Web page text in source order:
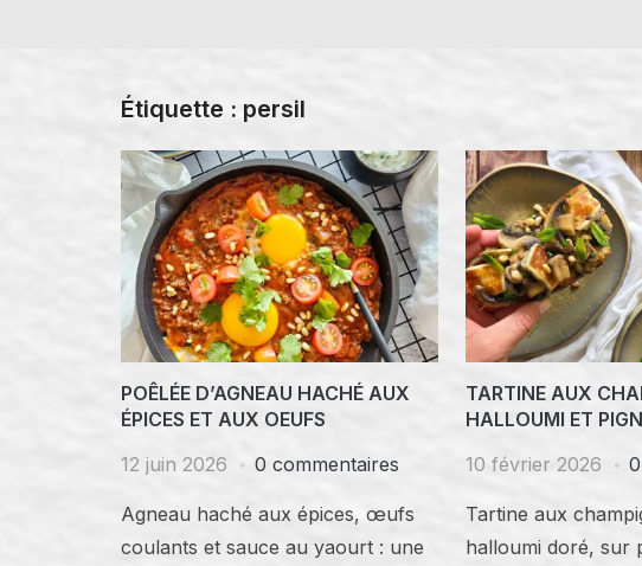
Étiquette : persil
POÊLÉE D’AGNEAU HACHÉ AUX
ÉPICES ET AUX OEUFS
12 juin 2026
0 commentaires
Agneau haché aux épices, œufs
coulants et sauce au yaourt : une
TARTINE AUX
HALLOUMI ET
10 février 2026
Tartine aux
halloumi doré, sur